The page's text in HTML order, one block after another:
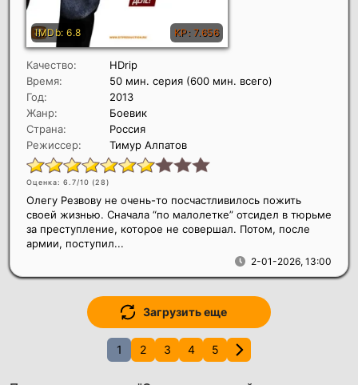
Качество:
HDrip
Время:
50 мин. серия (600 мин. всего)
Год:
2013
Жанр:
Боевик
Страна:
Россия
Режиссер:
Тимур Алпатов
Оценка: 6.7/10 (28)
2-01-2026, 13:00
Олегу Резвову не очень-то посчастливилось пожить
своей жизнью. Сначала “по малолетке” отсидел в тюрьме
за преступление, которое не совершал. Потом, после
армии, поступил...
Загрузить еще
1 2 3 4 5